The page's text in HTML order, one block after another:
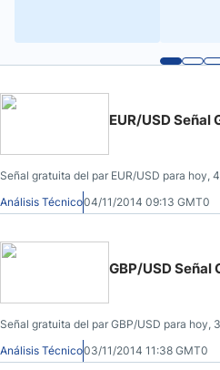
EUR/USD
Señal gratuita del par EUR/USD para hoy,
Análisis Técnico04/11/2014 09:13 GMT0
GBP/USD
Señal gratuita del par GBP/USD para hoy,
Análisis Técnico03/11/2014 11:38 GMT0